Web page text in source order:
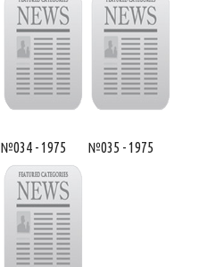
№034 - 1975 №035 - 1975